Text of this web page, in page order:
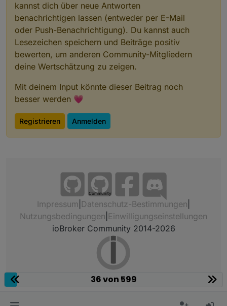
kannst dich über neue Antworten
benachrichtigen lassen (entweder per E-Mail
oder Push-Benachrichtigung). Du kannst auch
Lesezeichen speichern und Beiträge positiv
bewerten, um anderen Community-Mitgliedern
deine Wertschätzung zu zeigen.
Mit deinem Input könnte dieser Beitrag noch
besser werden 💗
Registrieren Anmelden
Community
Impressum Datenschutz-Bestimmungen
Nutzungsbedingungen Einwilligungseinstellungen
ioBroker Community 2014-2026
36 von 599